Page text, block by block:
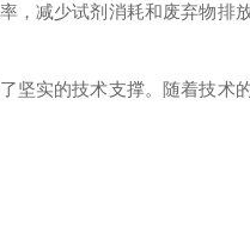
，减少试剂消耗和废弃物排
实的技术支撑。随着技术